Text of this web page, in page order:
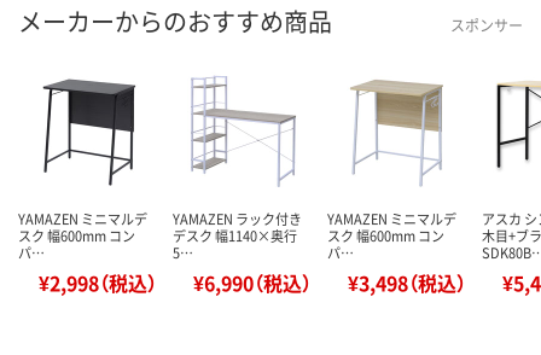
メーカーからのおすすめ商品 スポンサー
YAMAZEN ミニマルデ
スク 幅600mm コン
パ…
¥2,998（税込）
YAMAZEN ラック付き
デスク 幅1140×奥行
5…
¥6,990（税込）
YAMAZEN ミニマルデ
スク 幅600mm コン
パ…
¥3,498（税込）
アスカ
木目+ブ